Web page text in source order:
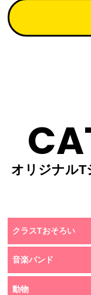
オリジナルT
クラスTおそろい
音楽バンド
動物